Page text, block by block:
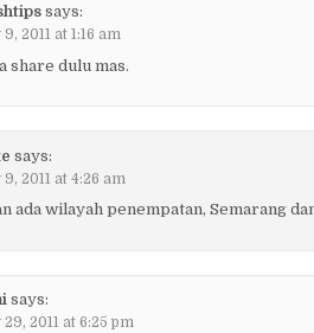
says:
9, 2011 at 1:16 am
share dulu mas.
says:
9, 2011 at 4:26 am
ada wilayah penempatan, Semarang
says:
29, 2011 at 6:25 pm